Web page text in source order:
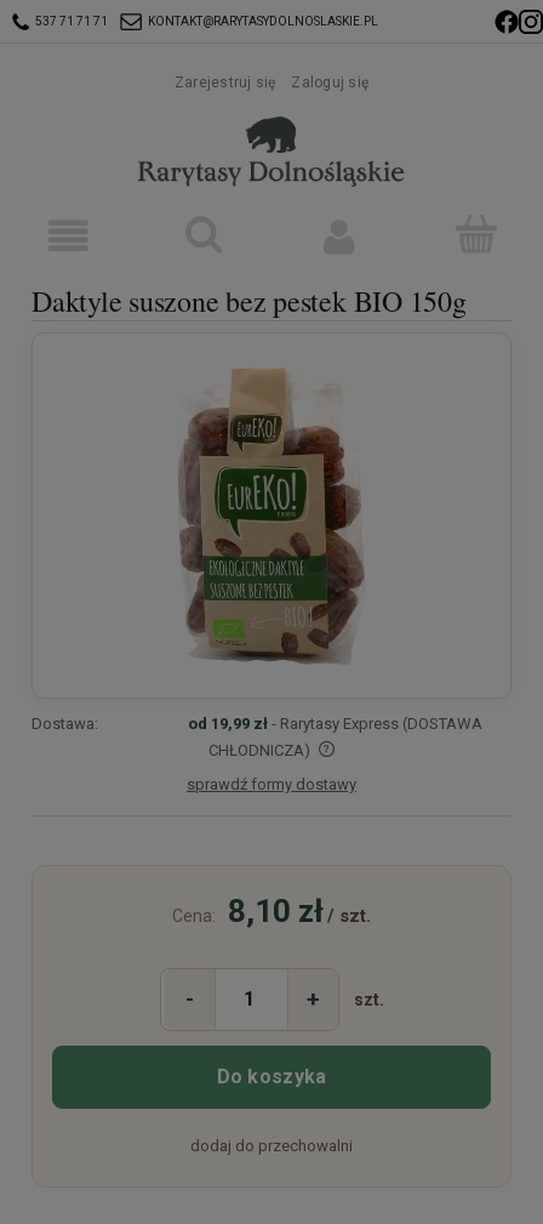
537 71 71 71 KONTAKT@RARYTASYDOLNOSLASKIE.PL
Zarejestruj się Zaloguj się
Daktyle suszone bez pestek BIO 150g
Dostawa: od 19,99 zł - Rarytasy Express (DOSTAWA
CHŁODNICZA)
Cena nie zawiera ewentualnych kosztów płatności
sprawdź formy dostawy
Cena: 8,10 zł/ szt.
- + szt.
Do koszyka
dodaj do przechowalni